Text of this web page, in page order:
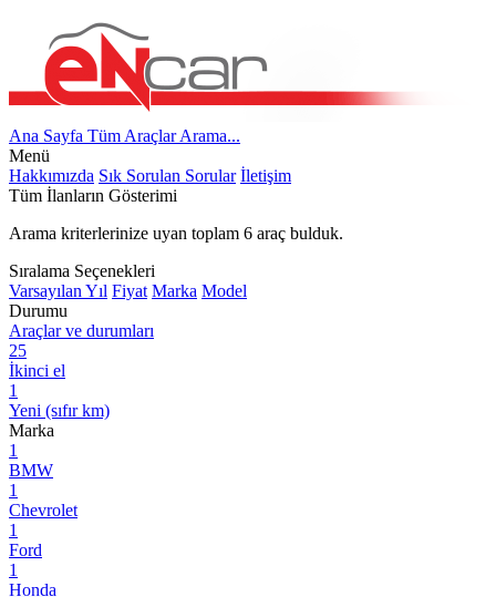
Ana Sayfa Tüm AraçlarArama...
Menü
Hakkımızda Sık Sorulan Sorular İletişim
Tüm İlanların Gösterimi
Arama kriterlerinize uyan toplam 6 araç bulduk.
Sıralama Seçenekleri
Varsayılan Yıl Fiyat Marka Model
Durumu
Araçlar ve durumları
25
İkinci el
1
Yeni (sıfır km)
Marka
1
BMW
1
Chevrolet
1
Ford
1
Honda